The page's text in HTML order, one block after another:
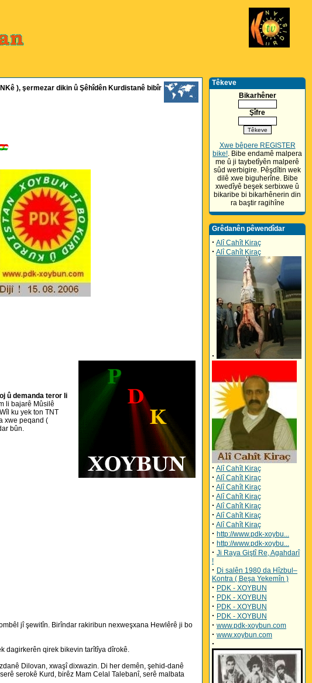
), şermezar dikin û Şêhîdên Kurdistanê bibîr
û demanda teror li
li bajarê Mûsilê
ku yek ton TNT
xwe peqand (
bûn.
jî şewitîn. Birîndar rakiribun nexweşxana Hewlêrê ji bo
dagirkerên qirek bikevin tarîtîya dîrokê.
Dilovan, xwaşî dixwazin. Di her demên, şehid-danê
serokê Kurd, birêz Mam Celal Talebanî, serê malbata
Têkeve
Bikarhêner
Şîfre
Xwe bêpere REGISTER
bike!. Bibe endamê malpera
me û ji taybetîyên malperê
sûd werbigire. Pêşdîtin wek
dilê xwe biguherîne. Bibe
xwedîyê beşek serbixwe û
bikaribe bi bikarhênerin din
ra baştir ragihîne
Grêdanên pêwendîdar
· Alî Cahît Kiraç
· Alî Cahît Kiraç
·
· Alî Cahît Kiraç
· Alî Cahît Kiraç
· Alî Cahît Kiraç
· Alî Cahît Kiraç
· Alî Cahît Kiraç
· Alî Cahît Kiraç
· Alî Cahît Kiraç
· http://www.pdk-xoybu...
· http://www.pdk-xoybu...
· Ji Raya Giştî Re, Agahdarî
!
· Di salên 1980 da Hîzbul–
Kontra ( Beşa Yekemîn )
· PDK - XOYBUN
· PDK - XOYBUN
· PDK - XOYBUN
· PDK - XOYBUN
· www.pdk-xoybun.com
· www.xoybun.com
·